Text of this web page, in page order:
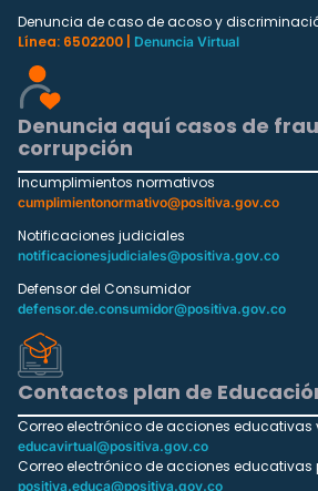
Denuncia de caso de acoso y
Línea: 6502200 |
Denuncia Virtual
Denuncia aquí casos de
corrupción
Incumplimientos normativos
cumplimientonormativo@positiva.gov.co
Notificaciones judiciales
notificacionesjudiciales@positiva.gov.co
Defensor del Consumidor
defensor.de.consumidor@positiva.gov.co
Contactos plan de
Correo electrónico de acciones educativas
educavirtual@positiva.gov.co
Correo electrónico de acciones educativas
positiva.educa@positiva.gov.co